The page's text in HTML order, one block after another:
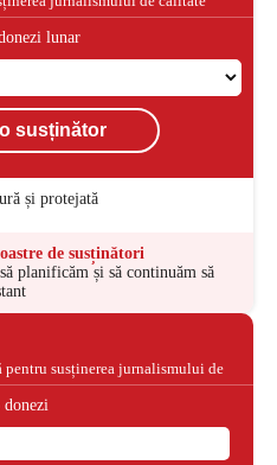
lunar
susținător
și protejată
de susținători
planificăm și să continuăm să
pentru susținerea jurnalismului de
donezi